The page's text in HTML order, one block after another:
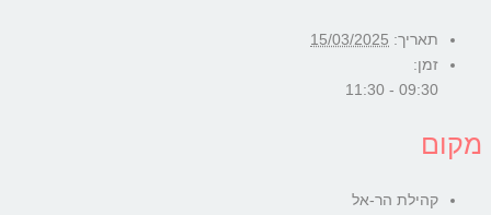
תאריך: 15/03/2025
זמן:
09:30 - 11:30
מקום
קהילת הר-אל